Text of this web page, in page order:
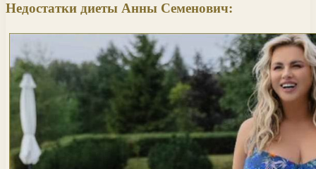
Недостатки диеты Анны Семенович: